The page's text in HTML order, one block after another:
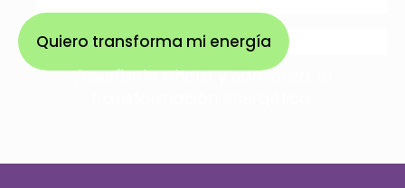
Quiero transforma mi energía
¡Inscríbete ahora y comienza tu